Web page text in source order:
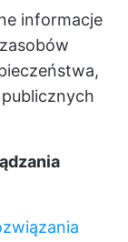
informacje